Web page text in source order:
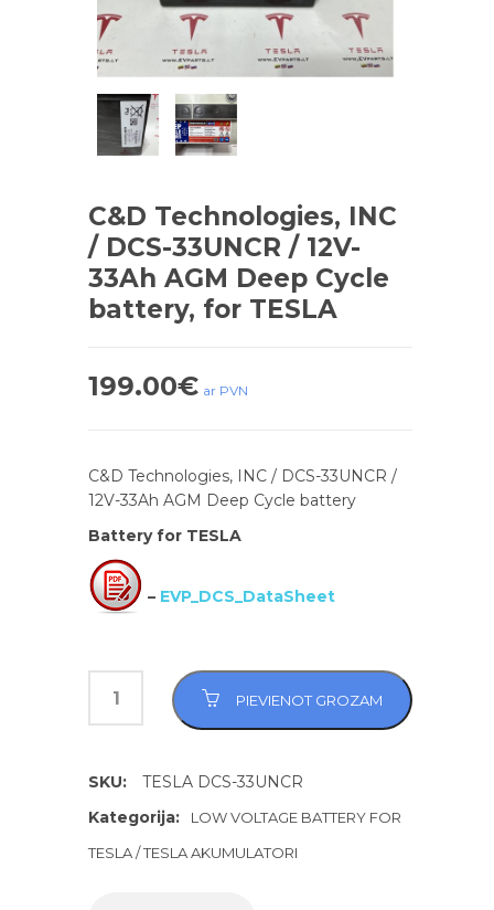
С&D Technologies, INC
/ DCS-33UNCR / 12V-
33Ah AGM Deep Cycle
battery, for TESLA
199.00€ ar PVN
С&D Technologies, INC / DCS-33UNCR /
12V-33Ah AGM Deep Cycle battery
Battery for TESLA
– EVP_DCS_DataSheet
PIEVIENOT GROZAM
SKU:
TESLA DCS-33UNCR
Kategorija:
LOW VOLTAGE BATTERY FOR
TESLA / TESLA AKUMULATORI